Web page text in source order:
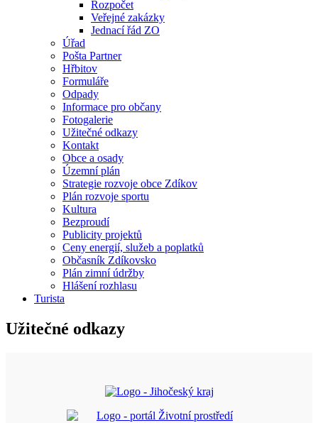
Rozpočet
Veřejné zakázky
Jednací řád ZO
Úřad
Pošta Partner
Hřbitov
Formuláře
Odpady
Informace pro občany
Fotogalerie
Užitečné odkazy
Kontakt
Obce a osady
Územní plán
Strategie rozvoje obce Zdíkov
Plán rozvoje sportu
Kultura
Bezproudí
Publicity projektů
Ceny energií, služeb a poplatků
Občasník Zdíkovsko
Plán zimní údržby
Hlášení rozhlasu
Turista
Užitečné odkazy